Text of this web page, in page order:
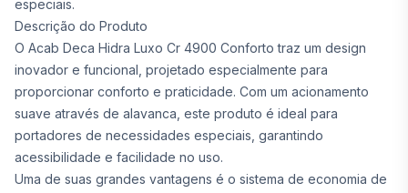
especiais.
Descrição do Produto
O Acab Deca Hidra Luxo Cr 4900 Conforto traz um design
inovador e funcional, projetado especialmente para
proporcionar conforto e praticidade. Com um acionamento
suave através de alavanca, este produto é ideal para
portadores de necessidades especiais, garantindo
acessibilidade e facilidade no uso.
Uma de suas grandes vantagens é o sistema de economia de